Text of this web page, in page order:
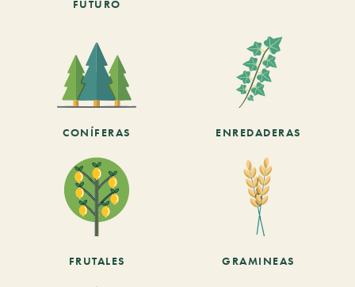
FUTURO
CONÍFERAS ENREDADERAS
FRUTALES GRAMINEAS